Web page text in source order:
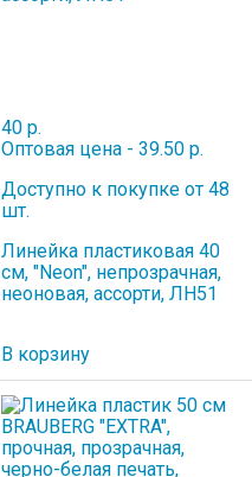
40 р.
Оптовая цена - 39.50 р.
Доступно к покупке от 48
шт.
Линейка пластиковая 40
см, "Neon", непрозрачная,
неоновая, ассорти, ЛН51
В корзину